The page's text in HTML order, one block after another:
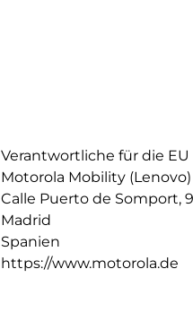
Verantwortliche für die EU
Motorola Mobility (Lenovo)
Calle Puerto de Somport, 9
Madrid
Spanien
https://www.motorola.de